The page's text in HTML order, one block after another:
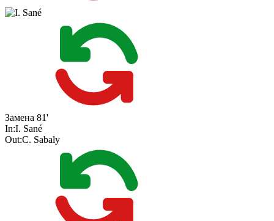
Замена 81'
In:I. Sané
Out:C. Sabaly